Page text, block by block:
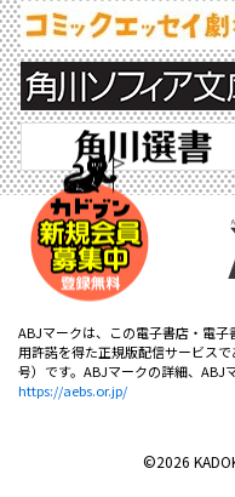
ABJマークは、この電子書店・電
用許諾を得た正規版配信サービス
号）です。ABJマークの詳細、ABJ
https://aebs.or.jp/
©2026